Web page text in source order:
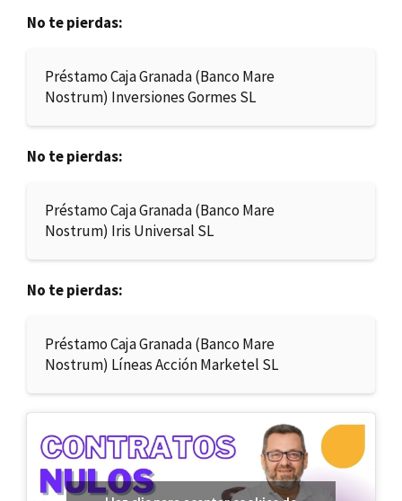
No te pierdas:
Préstamo Caja Granada (Banco Mare
Nostrum) Inversiones Gormes SL
No te pierdas:
Préstamo Caja Granada (Banco Mare
Nostrum) Iris Universal SL
No te pierdas:
Préstamo Caja Granada (Banco Mare
Nostrum) Líneas Acción Marketel SL